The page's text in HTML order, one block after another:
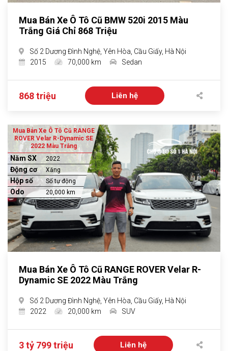
Mua Bán Xe Ô Tô Cũ BMW 520i 2015 Màu
Trắng Giá Chỉ 868 Triệu
Số 2 Dương Đình Nghệ, Yên Hòa, Cầu Giấy, Hà Nội
2015
70,000 km Sedan
868 triệu Liên hệ
Mua Bán Xe Ô Tô Cũ RANGE
ROVER Velar R-Dynamic SE
2022 Màu Trắng
Năm SX 2022
Động cơ Xăng
Hộp số Số tự động
Odo 20,000 km
Mua Bán Xe Ô Tô Cũ RANGE ROVER Velar R-
Dynamic SE 2022 Màu Trắng
Số 2 Dương Đình Nghệ, Yên Hòa, Cầu Giấy, Hà Nội
2022
20,000 km SUV
3 tỷ 799 triệu Liên hệ